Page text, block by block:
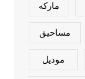
ماركه
مساحيق
موديل